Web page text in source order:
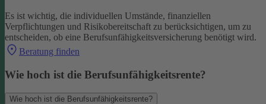
Es ist wichtig, die individuellen Umstände, finanziellen
Verpflichtungen und Risikobereitschaft zu berücksichtigen, um zu
entscheiden, ob eine Berufsunfähigkeitsversicherung benötigt wird.
Beratung finden
Wie hoch ist die Berufsunfähigkeitsrente?
Wie hoch ist die Berufsunfähigkeitsrente?